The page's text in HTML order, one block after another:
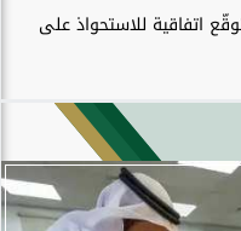
اتفاقية للاستحواذ على